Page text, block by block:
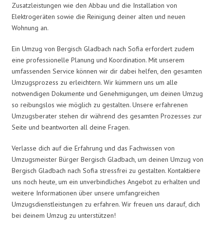
Zusatzleistungen wie den Abbau und die Installation von
Elektrogeräten sowie die Reinigung deiner alten und neuen
Wohnung an.
Ein Umzug von Bergisch Gladbach nach Sofia erfordert zudem
eine professionelle Planung und Koordination. Mit unserem
umfassenden Service können wir dir dabei helfen, den gesamten
Umzugsprozess zu erleichtern. Wir kümmern uns um alle
notwendigen Dokumente und Genehmigungen, um deinen Umzug
so reibungslos wie möglich zu gestalten. Unsere erfahrenen
Umzugsberater stehen dir während des gesamten Prozesses zur
Seite und beantworten all deine Fragen.
Verlasse dich auf die Erfahrung und das Fachwissen von
Umzugsmeister Bürger Bergisch Gladbach, um deinen Umzug von
Bergisch Gladbach nach Sofia stressfrei zu gestalten. Kontaktiere
uns noch heute, um ein unverbindliches Angebot zu erhalten und
weitere Informationen über unsere umfangreichen
Umzugsdienstleistungen zu erfahren. Wir freuen uns darauf, dich
bei deinem Umzug zu unterstützen!